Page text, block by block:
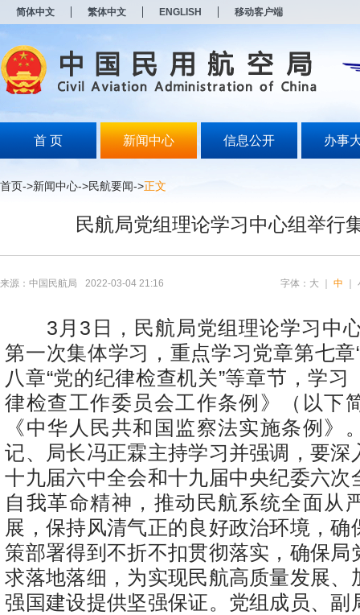
简体中文 繁体中文 ENGLISH 移动客户端
首 页 新闻中心 信息公开 办事
首页->新闻中心->民航要闻->正文
民航局党组理论学习中心组举行
来源：中国民航局 2022-03-04 21:16 字体： 大 中
3月3日，民航局党组理论学习中
第一次集体学习，重点学习党章第七章
八章“党的纪律检查机关”等章节，学习
律检查工作委员会工作条例》（以下
《中华人民共和国监察法实施条例》
记、局长冯正霖主持学习并强调，要深
十九届六中全会和十九届中央纪委六次
自我革命精神，推动民航系统全面从
展，保持风清气正的良好政治环境，确
策部署得到不折不扣贯彻落实，确保局
求落地落细，为实现民航高质量发展、
强国建设提供坚强保证。党组成员、副
打
开
无
障
说
按
Alt
开